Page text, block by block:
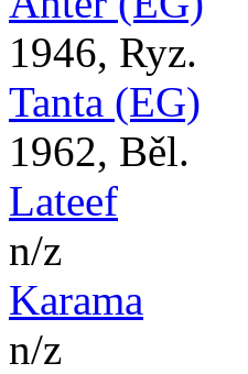
1946, Ryz.
Tanta (EG)
1962, Běl.
Lateef
n/z
Karama
n/z